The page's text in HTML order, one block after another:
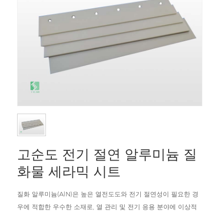
고순도 전기 절연 알루미늄 질
화물 세라믹 시트
질화 알루미늄(AlN)은 높은 열전도도와 전기 절연성이 필요한 경
우에 적합한 우수한 소재로, 열 관리 및 전기 응용 분야에 이상적